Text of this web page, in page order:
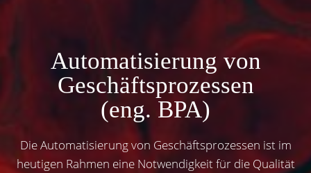
Automatisierung von
Geschäftsprozessen
(eng. BPA)
Die Automatisierung von Geschäftsprozessen ist im
heutigen Rahmen eine Notwendigkeit für die Qualität